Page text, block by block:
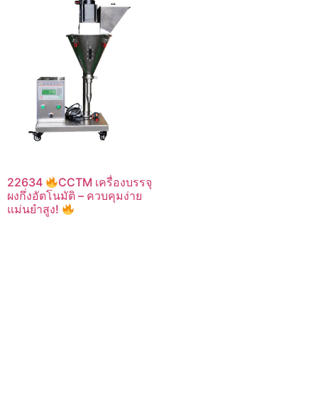
22634
CCTM เครื่องบรรจุ
ผงกึ่งอัตโนมัติ – ควบคุมง่าย
แม่นยำสูง!